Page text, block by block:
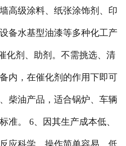
高级涂料、纸张涂饰剂、印
备水基型油漆等多种化工产
化剂、助剂。不需挑选、清
内，在催化剂的作用下即可
柴油产品，适合锅炉、车辆
准。 6、因其生产成本低、